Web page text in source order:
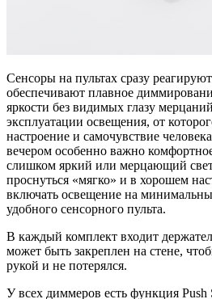
Сенсоры на пультах сразу
обеспечивают плавное
яркости без видимых глазу
эксплуатации освещения, от
настроение и самочувствие
вечером особенно важно
слишком яркий или мерцающий свет
проснуться «мягко» и в хорошем
включать освещение на
удобного сенсорного пульта.
В каждый комплект входит
может быть закреплен на стене,
рукой и не потерялся.
У всех диммеров есть функция Push